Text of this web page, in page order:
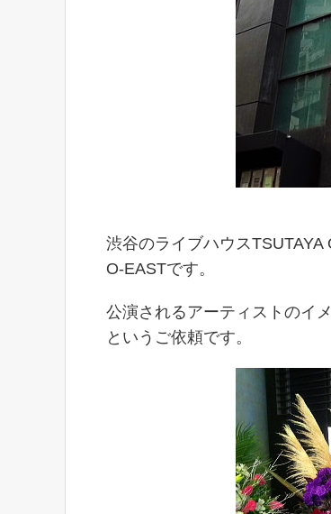
渋谷のライブハウス
O-EASTです。
公演されるアーティストのイ
というご依頼です。